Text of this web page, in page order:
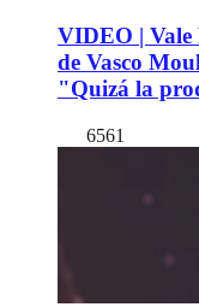
VIDEO | Vale
de Vasco
"Quizá la
6561